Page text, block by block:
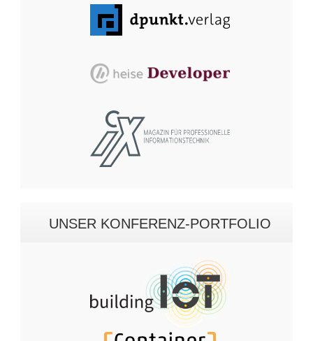
UNSER KONFERENZ-PORTFOLIO